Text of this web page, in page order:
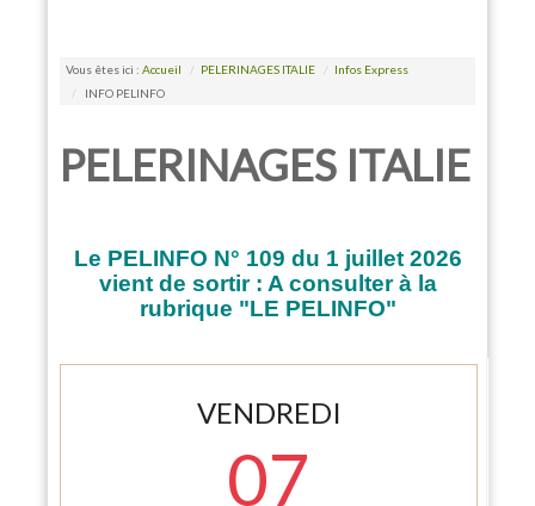
Vous êtes ici : Accueil / PELERINAGES ITALIE / Infos Express
/
INFO PELINFO
PELERINAGES ITALIE
Le PELINFO N° 109 du 1 juillet 2026
vient de sortir : A consulter à la
rubrique "LE PELINFO"
VENDREDI
07